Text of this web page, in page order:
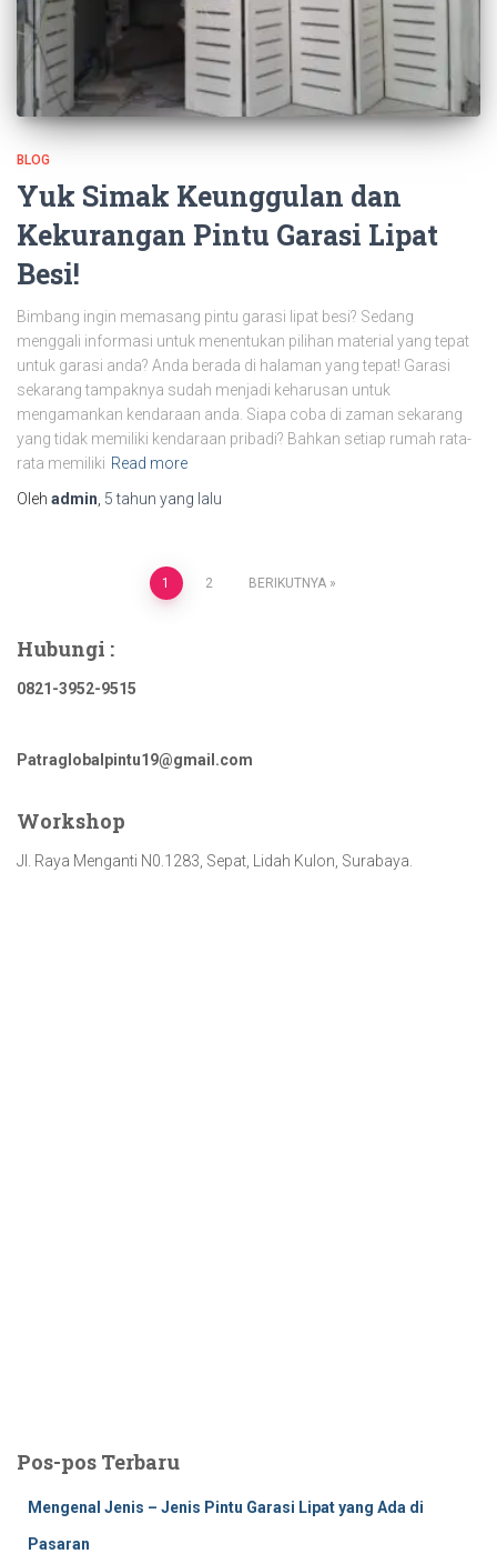
BLOG
Yuk Simak Keunggulan dan
Kekurangan Pintu Garasi Lipat
Besi!
Bimbang ingin memasang pintu garasi lipat besi? Sedang
menggali informasi untuk menentukan pilihan material yang tepat
untuk garasi anda? Anda berada di halaman yang tepat! Garasi
sekarang tampaknya sudah menjadi keharusan untuk
mengamankan kendaraan anda. Siapa coba di zaman sekarang
yang tidak memiliki kendaraan pribadi? Bahkan setiap rumah rata-
rata memiliki Read more
Oleh admin 5 tahun yang lalu
pos
1 2 BERIKUTNYA
Hubungi :
0821-3952-9515
Patraglobalpintu19@gmail.com
Workshop
Jl. Raya Menganti N0.1283, Sepat, Lidah Kulon, Surabaya.
Pos-pos Terbaru
Mengenal Jenis – Jenis Pintu Garasi Lipat yang Ada di
Pasaran